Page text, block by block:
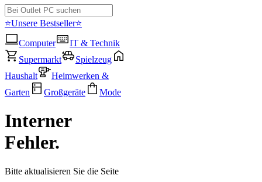
⭐Unsere Bestseller⭐
Computer
IT & Technik
Supermarkt
Spielzeug
Haushalt
Heimwerken &
Garten
Großgeräte Mode
Interner
Fehler.
Bitte aktualisieren Sie die Seite